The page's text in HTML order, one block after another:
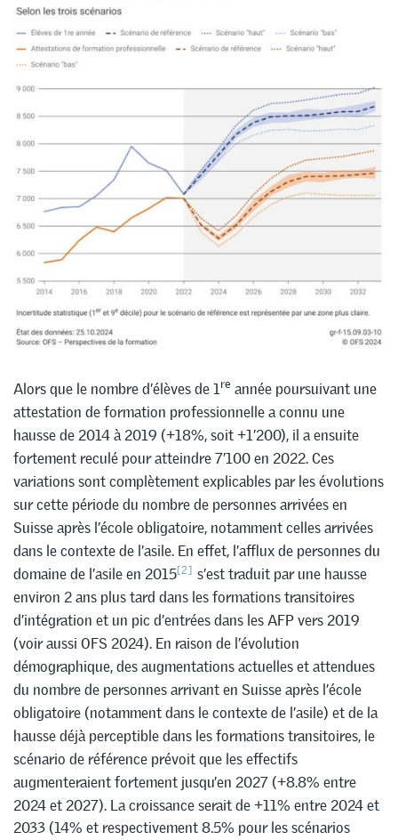
Alors que le nombre d’élèves de 1re année poursuivant une
attestation de formation professionnelle a connu une
hausse de 2014 à 2019 (+18%, soit +1’200), il a ensuite
fortement reculé pour atteindre 7’100 en 2022. Ces
variations sont complètement explicables par les évolutions
sur cette période du nombre de personnes arrivées en
Suisse après l’école obligatoire, notamment celles arrivées
dans le contexte de l’asile. En effet, l’afflux de personnes du
domaine de l’asile en 2015[2] s’est traduit par une hausse
environ 2 ans plus tard dans les formations transitoires
d’intégration et un pic d’entrées dans les AFP vers 2019
(voir aussi OFS 2024). En raison de l’évolution
démographique, des augmentations actuelles et attendues
du nombre de personnes arrivant en Suisse après l’école
obligatoire (notamment dans le contexte de l’asile) et de la
hausse déjà perceptible dans les formations transitoires, le
scénario de référence prévoit que les effectifs
augmenteraient fortement jusqu’en 2027 (+8.8% entre
2024 et 2027). La croissance serait de +11% entre 2024 et
2033 (14% et respectivement 8.5% pour les scénarios